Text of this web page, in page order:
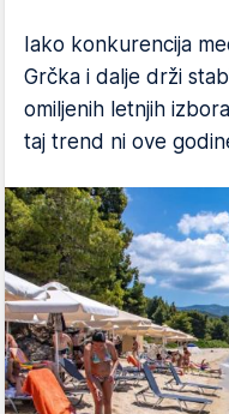
Iako konkurencija
Grčka i dalje drži
omiljenih letnjih
taj trend ni ove